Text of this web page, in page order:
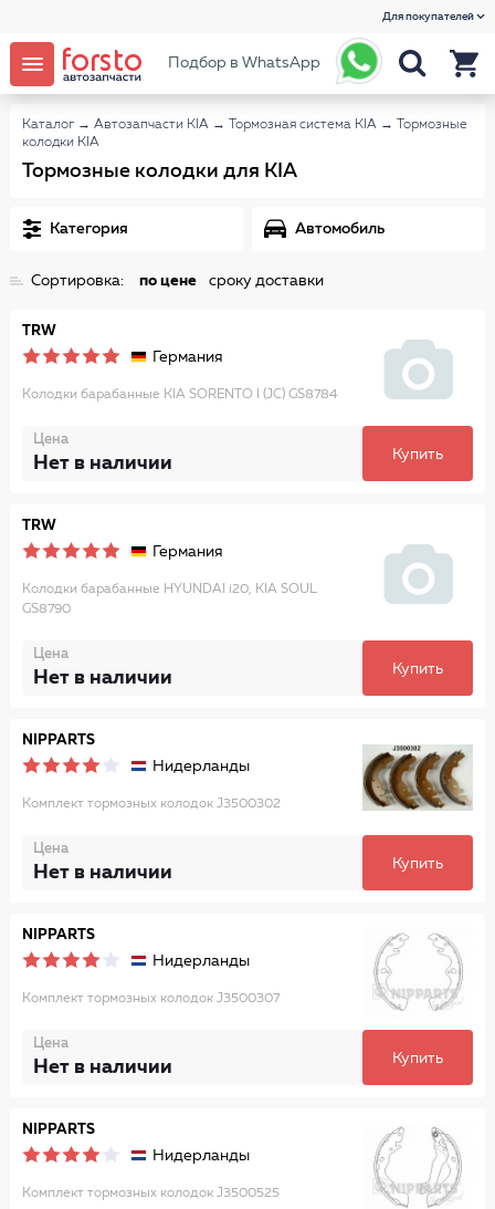
Для покупателей
Подбор в WhatsApp
Каталог → Автозапчасти KIA → Тормозная система KIA →
Тормозные
колодки KIA
Тормозные колодки для KIA
Категория Автомобиль
Сортировка: по цене сроку доставки
TRW
Германия
Колодки барабанные KIA SORENTO I (JC) GS8784
Цена
Нет в наличии Купить
TRW
Германия
Колодки барабанные HYUNDAI i20, KIA SOUL
GS8790
Цена
Нет в наличии Купить
NIPPARTS
Нидерланды
Комплект тормозных колодок J3500302
Цена
Нет в наличии Купить
NIPPARTS
Нидерланды
Комплект тормозных колодок J3500307
Цена
Нет в наличии Купить
NIPPARTS
Нидерланды
Комплект тормозных колодок J3500525